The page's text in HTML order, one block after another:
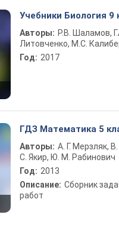
Учебники Биология 9
Авторы: Р.В. Шаламов,
Литовченко, М.С.
Год: 2017
ГДЗ Математика 5
Авторы: А. Г. Мерзляк,
С. Якир, Ю. М. Рабинович
Год: 2013
Описание: Сборник
работ